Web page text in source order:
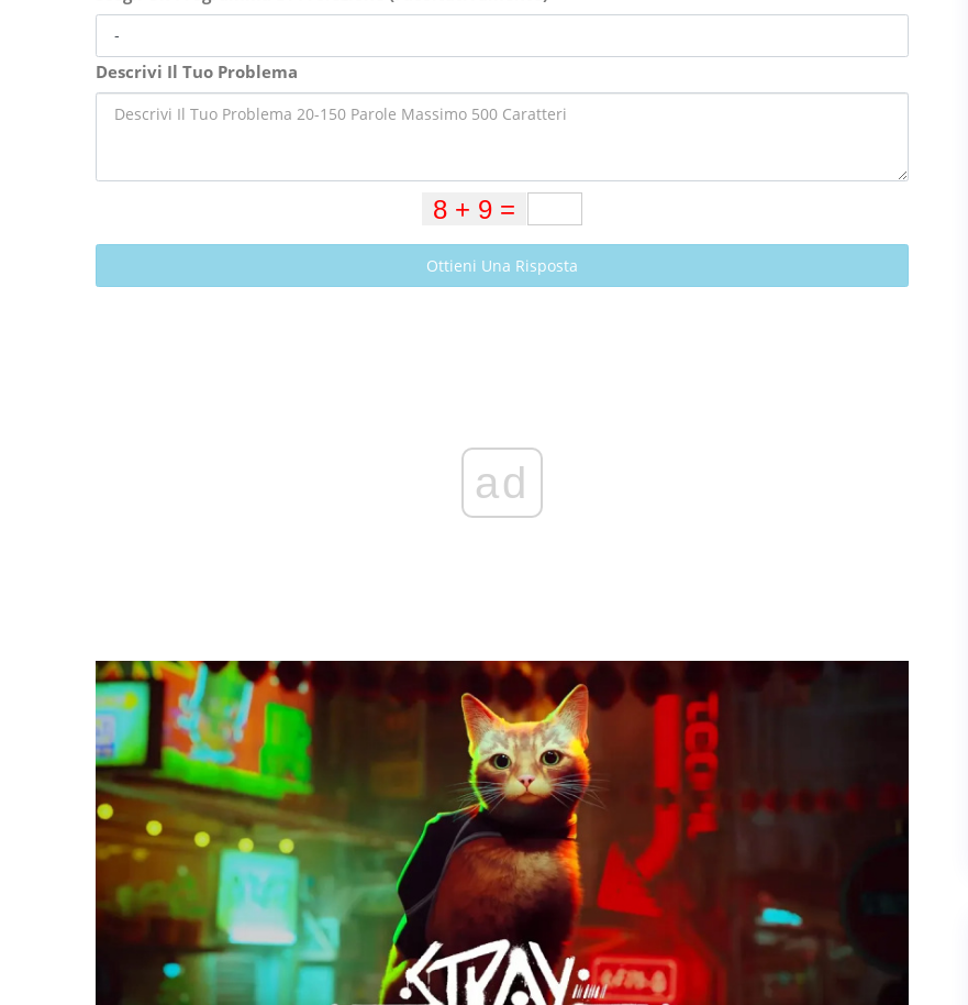
Descrivi Il Tuo Problema
Ottieni Una Risposta
ad